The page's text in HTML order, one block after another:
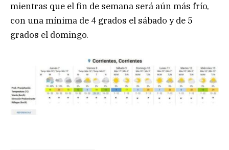
mientras que el fin de semana será aún más frío,
con una mínima de 4 grados el sábado y de 5
grados el domingo.